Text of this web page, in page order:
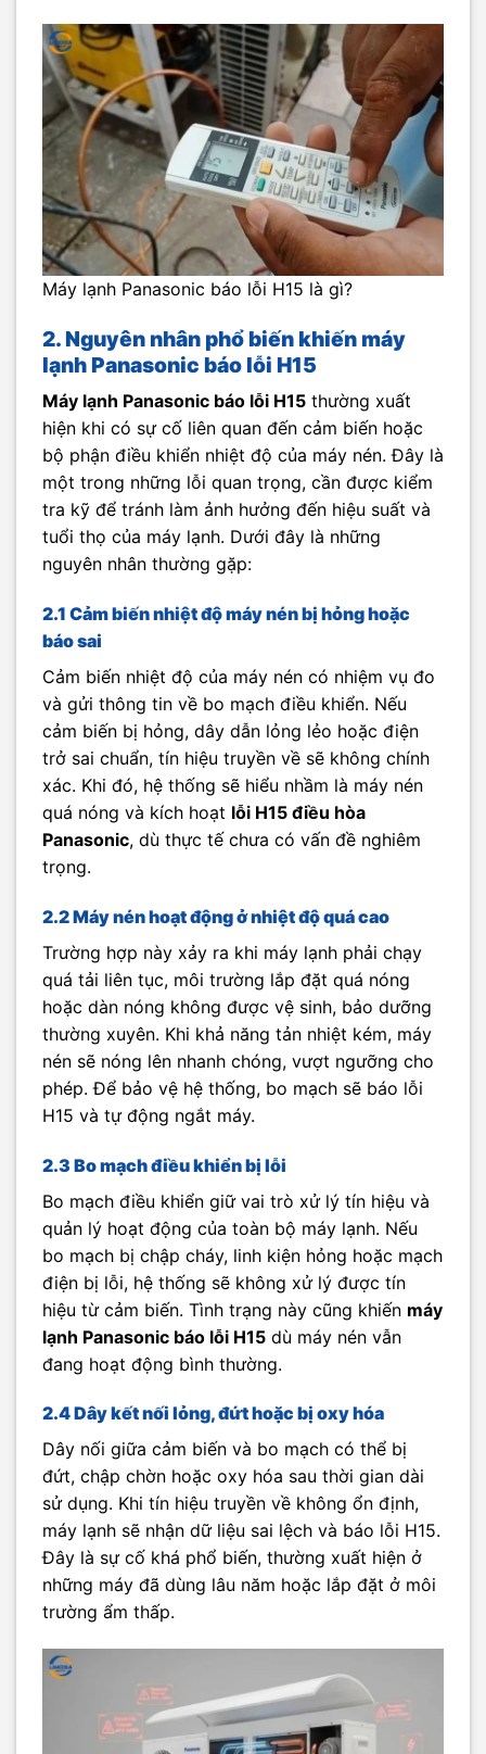
Máy lạnh Panasonic báo lỗi H15 là gì?
2. Nguyên nhân phổ biến khiến máy
lạnh Panasonic báo lỗi H15
Máy lạnh Panasonic báo lỗi H15 thường xuất
hiện khi có sự cố liên quan đến cảm biến hoặc
bộ phận điều khiển nhiệt độ của máy nén. Đây là
một trong những lỗi quan trọng, cần được kiểm
tra kỹ để tránh làm ảnh hưởng đến hiệu suất và
tuổi thọ của máy lạnh. Dưới đây là những
nguyên nhân thường gặp:
2.1 Cảm biến nhiệt độ máy nén bị hỏng hoặc
báo sai
Cảm biến nhiệt độ của máy nén có nhiệm vụ đo
và gửi thông tin về bo mạch điều khiển. Nếu
cảm biến bị hỏng, dây dẫn lỏng lẻo hoặc điện
trở sai chuẩn, tín hiệu truyền về sẽ không chính
xác. Khi đó, hệ thống sẽ hiểu nhầm là máy nén
quá nóng và kích hoạt lỗi H15 điều hòa
Panasonic, dù thực tế chưa có vấn đề nghiêm
trọng.
2.2 Máy nén hoạt động ở nhiệt độ quá cao
Trường hợp này xảy ra khi máy lạnh phải chạy
quá tải liên tục, môi trường lắp đặt quá nóng
hoặc dàn nóng không được vệ sinh, bảo dưỡng
thường xuyên. Khi khả năng tản nhiệt kém, máy
nén sẽ nóng lên nhanh chóng, vượt ngưỡng cho
phép. Để bảo vệ hệ thống, bo mạch sẽ báo lỗi
H15 và tự động ngắt máy.
2.3 Bo mạch điều khiển bị lỗi
Bo mạch điều khiển giữ vai trò xử lý tín hiệu và
quản lý hoạt động của toàn bộ máy lạnh. Nếu
bo mạch bị chập cháy, linh kiện hỏng hoặc mạch
điện bị lỗi, hệ thống sẽ không xử lý được tín
hiệu từ cảm biến. Tình trạng này cũng khiến máy
lạnh Panasonic báo lỗi H15 dù máy nén vẫn
đang hoạt động bình thường.
2.4 Dây kết nối lỏng, đứt hoặc bị oxy hóa
Dây nối giữa cảm biến và bo mạch có thể bị
đứt, chập chờn hoặc oxy hóa sau thời gian dài
sử dụng. Khi tín hiệu truyền về không ổn định,
máy lạnh sẽ nhận dữ liệu sai lệch và báo lỗi H15.
Đây là sự cố khá phổ biến, thường xuất hiện ở
những máy đã dùng lâu năm hoặc lắp đặt ở môi
trường ẩm thấp.